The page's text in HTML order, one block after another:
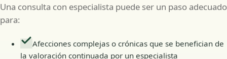
Una consulta con especialista puede ser un paso adecuado
para:
Afecciones complejas o crónicas que se benefician de
la valoración continuada por un especialista